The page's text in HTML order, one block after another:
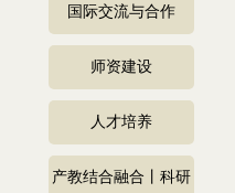
国际交流与合作
师资建设
人才培养
产教结合融合丨科研